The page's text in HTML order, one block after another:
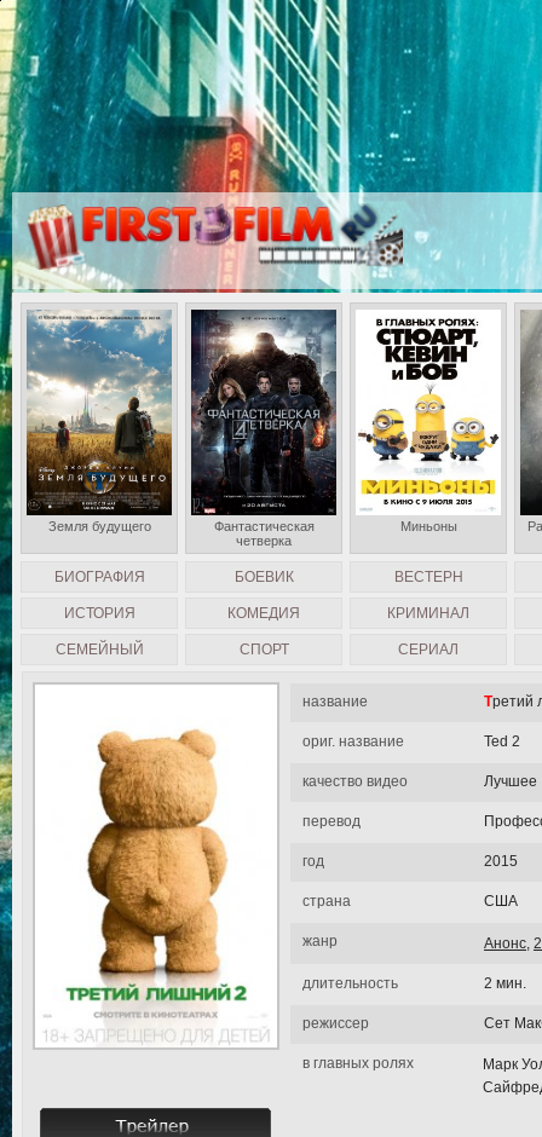
название
ориг. название Ted 2
качество видео Лучшее
перевод
год 2015
страна США
жанр Анонс,
длительность 2 мин.
режиссер Сет
в главных ролях
Марк
БИОГРАФИЯ БОЕВИК ВЕСТЕРН
ИСТОРИЯ КОМЕДИЯ КРИМИНАЛ
СЕМЕЙНЫЙ СПОРТ СЕРИАЛ
Земля будущего
Фантастическая
четверка
Миньоны